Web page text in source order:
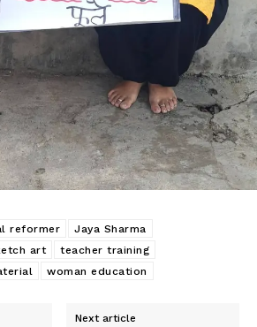
reformer
Jaya Sharma
art
teacher training
woman education
Next article